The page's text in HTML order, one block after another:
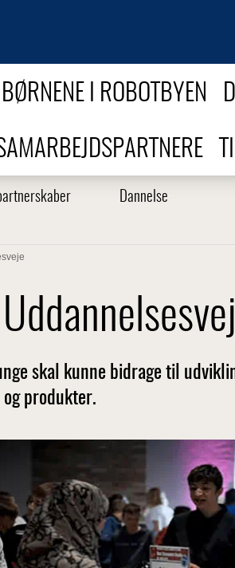
BØRNENE I ROBOTBYEN
Dannelse
skal kunne bidrage til
og produkter.